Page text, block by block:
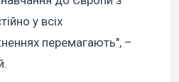
у всіх
перемагають", –